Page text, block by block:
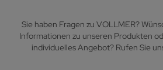
Sie haben Fragen zu VOLLMER?
Informationen zu unseren Produkten
individuelles Angebot? Rufen Sie